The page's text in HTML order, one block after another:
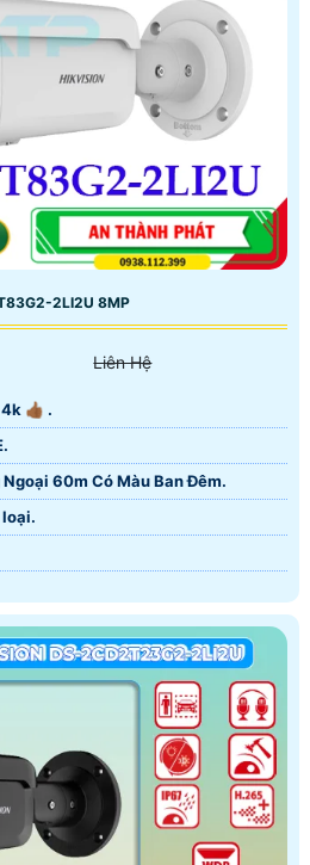
2LI2U 8MP
Liên Hệ
👍🏾 .
Ngoại 60m Có Màu Ban Ðêm.
loại.